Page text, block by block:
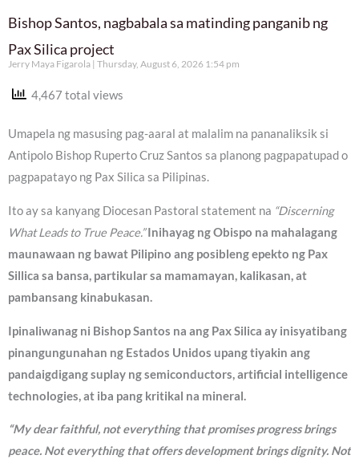
Bishop Santos, nagbabala sa matinding panganib ng
Pax Silica project
Jerry Maya Figarola Thursday, August 6, 2026 1:54 pm
4,467 total views
Umapela ng masusing pag-aaral at malalim na pananaliksik si
Antipolo Bishop Ruperto Cruz Santos sa planong pagpapatupad o
pagpapatayo ng Pax Silica sa Pilipinas.
Ito ay sa kanyang Diocesan Pastoral statement na “Discerning
What Leads to True Peace.”Inihayag ng Obispo na mahalagang
maunawaan ng bawat Pilipino ang posibleng epekto ng Pax
Sillica sa bansa, partikular sa mamamayan, kalikasan, at
pambansang kinabukasan.
Ipinaliwanag ni Bishop Santos na ang Pax Silica ay inisyatibang
pinangungunahan ng Estados Unidos upang tiyakin ang
pandaigdigang suplay ng semiconductors, artificial intelligence
technologies, at iba pang kritikal na mineral.
“My dear faithful, not everything that promises progress brings
peace. Not everything that offers development brings dignity. Not